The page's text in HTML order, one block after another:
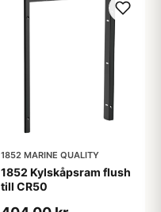
1852 MARINE QUALITY
1852 Kylskåpsram flush
till CR50